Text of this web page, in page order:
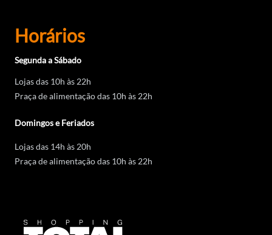
Horários
Segunda a Sábado
Lojas das 10h às 22h
Praça de alimentação das 10h às 22h
Domingos e Feriados
Lojas das 14h às 20h
Praça de alimentação das 10h às 22h